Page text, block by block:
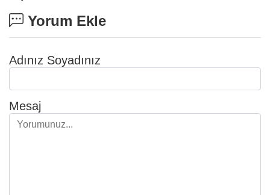
Yorum Ekle
Adınız Soyadınız
Mesaj